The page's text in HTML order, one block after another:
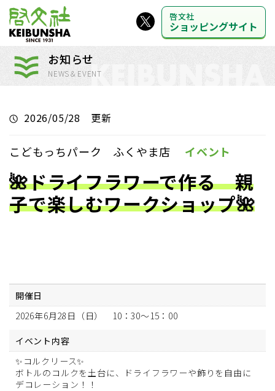
啓文社
ショッピングサイト
お知らせ
NEWS＆EVENT
2026/05/28 更新
こどもっちパーク ふくやま店 イベント
🌺ドライフラワーで作る 親
子で楽しむワークショップ🌺
開催日
2026年6月28日（日） 10：30～15：00
イベント内容
✨コルクリース✨
ボトルのコルクを土台に、ドライフラワーや飾りを自由に
デコレーション！！